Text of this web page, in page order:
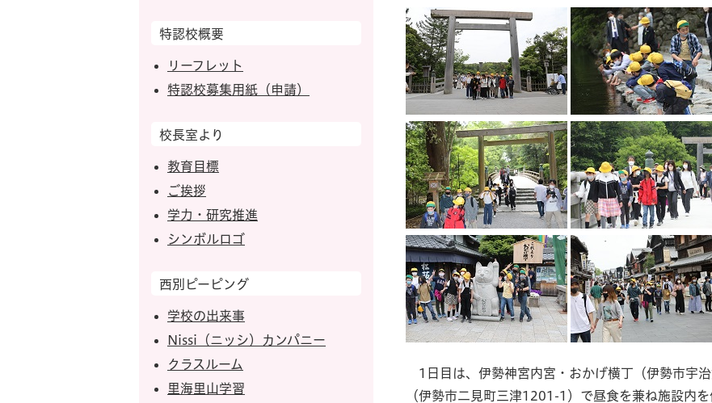
1日目は、伊勢神宮内宮・おかげ横丁（伊勢市宇
（伊勢市二見町三津1201-1）で昼食を兼ね施設内
特認校概要
リーフレット
特認校募集用紙（申請）
校長室より
教育目標
ご挨拶
学力・研究推進
シンボルロゴ
西別ピーピング
学校の出来事
Nissi（ニッシ）カンパニー
クラスルーム
里海里山学習